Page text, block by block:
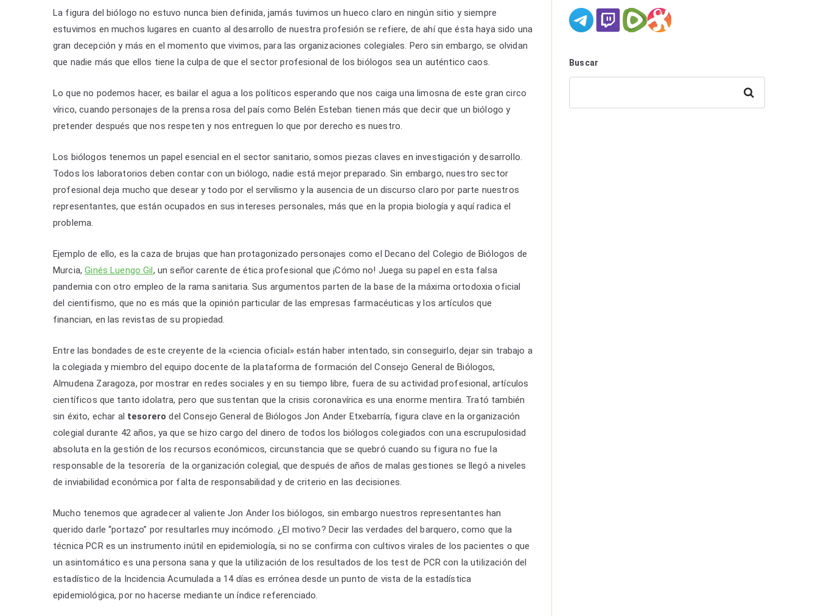
La figura del biólogo no estuvo nunca bien definida, jamás tuvimos un hueco claro en ningún sitio y siempre
estuvimos en muchos lugares en cuanto al desarrollo de nuestra profesión se refiere, de ahí que ésta haya sido una
gran decepción y más en el momento que vivimos, para las organizaciones colegiales. Pero sin embargo, se olvidan
que nadie más que ellos tiene la culpa de que el sector profesional de los biólogos sea un auténtico caos.
Lo que no podemos hacer, es bailar el agua a los políticos esperando que nos caiga una limosna de este gran circo
vírico, cuando personajes de la prensa rosa del país como Belén Esteban tienen más que decir que un biólogo y
pretender después que nos respeten y nos entreguen lo que por derecho es nuestro.
Los biólogos tenemos un papel esencial en el sector sanitario, somos piezas claves en investigación y desarrollo.
Todos los laboratorios deben contar con un biólogo, nadie está mejor preparado. Sin embargo, nuestro sector
profesional deja mucho que desear y todo por el servilismo y la ausencia de un discurso claro por parte nuestros
representantes, que están ocupados en sus intereses personales, más que en la propia biología y aquí radica el
problema.
Ejemplo de ello, es la caza de brujas que han protagonizado personajes como el Decano del Colegio de Biólogos de
Murcia,Ginés Luengo Gil , un señor carente de ética profesional que ¡Cómo no! Juega su papel en esta falsa
pandemia con otro empleo de la rama sanitaria. Sus argumentos parten de la base de la máxima ortodoxia oficial
del cientifismo, que no es más que la opinión particular de las empresas farmacéuticas y los artículos que
financian, en las revistas de su propiedad.
Entre las bondades de este creyente de la «ciencia oficial» están haber intentado, sin conseguirlo, dejar sin trabajo a
la colegiada y miembro del equipo docente de la plataforma de formación del Consejo General de Biólogos,
Almudena Zaragoza, por mostrar en redes sociales y en su tiempo libre, fuera de su actividad profesional, artículos
científicos que tanto idolatra, pero que sustentan que la crisis coronavírica es una enorme mentira. Trató también
sin éxito, echar al tesorero del Consejo General de Biólogos Jon Ander Etxebarría, figura clave en la organización
colegial durante 42 años, ya que se hizo cargo del dinero de todos los biólogos colegiados con una escrupulosidad
absoluta en la gestión de los recursos económicos, circunstancia que se quebró cuando su figura no fue la
responsable de la tesorería de la organización colegial, que después de años de malas gestiones se llegó a niveles
de inviabilidad económica por falta de responsabilidad y de criterio en las decisiones.
Mucho tenemos que agradecer al valiente Jon Ander los biólogos, sin embargo nuestros representantes han
querido darle “portazo” por resultarles muy incómodo. ¿El motivo? Decir las verdades del barquero, como que la
técnica PCR es un instrumento inútil en epidemiología, si no se confirma con cultivos virales de los pacientes o que
un asintomático es una persona sana y que la utilización de los resultados de los test de PCR con la utilización del
estadístico de la Incidencia Acumulada a 14 días es errónea desde un punto de vista de la estadística
epidemiológica, por no hacerse mediante un índice referenciado.
c
a
e
g
r
Buscar
Buscar